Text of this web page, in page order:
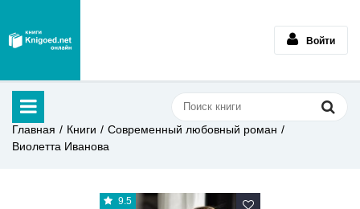
Войти
Главная Книги
Современный любовный роман
Виолетта Иванова
9.5